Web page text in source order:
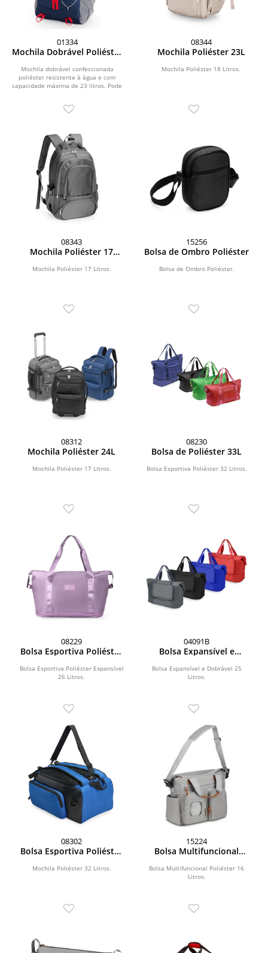
01334
Mochila Dobrável Poliéster
Mochila dobrável confeccionada
poliéster resistente à água e com
capacidade máxima de 23 litros. Pode
08344
Mochila Poliéster 23L
Mochila Poliéster 18 Litros.
08343
Mochila Poliéster 17
Mochila Poliéster 17 Litros.
15256
Bolsa de Ombro Poliéster
Bolsa de Ombro Poliéster.
08312
Mochila Poliéster 24L
Mochila Poliéster 17 Litros.
08230
Bolsa de Poliéster 33L
Bolsa Esportiva Poliéster 32 Litros.
08229
Bolsa Esportiva Poliéster
Bolsa Esportiva Poliéster Expansível
26 Litros.
04091B
Bolsa Expansível e
Bolsa Expansível e Dobrável 25
Litros.
08302
Bolsa Esportiva Poliéster
Mochila Poliéster 32 Litros.
15224
Bolsa Multifuncional
Bolsa Multifuncional Poliéster 16
Litros.